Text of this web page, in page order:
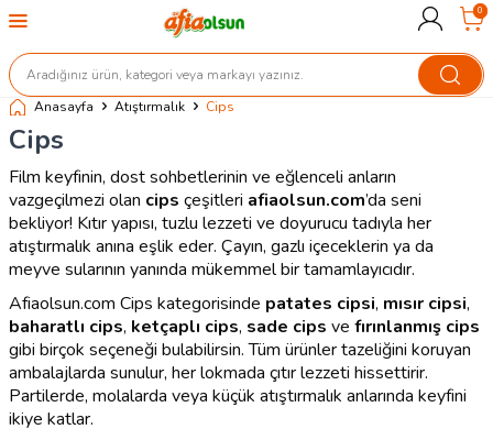
0
Anasayfa Atıştırmalık Cips
Cips
Film keyfinin, dost sohbetlerinin ve eğlenceli anların
vazgeçilmezi olan cips çeşitleri afiaolsun.com’da seni
bekliyor! Kıtır yapısı, tuzlu lezzeti ve doyurucu tadıyla her
atıştırmalık anına eşlik eder. Çayın, gazlı içeceklerin ya da
meyve sularının yanında mükemmel bir tamamlayıcıdır.
Afiaolsun.com Cips kategorisinde patates cipsi, mısır cipsi,
baharatlı cips, ketçaplı cips, sade cips ve fırınlanmış cips
gibi birçok seçeneği bulabilirsin. Tüm ürünler tazeliğini koruyan
ambalajlarda sunulur, her lokmada çıtır lezzeti hissettirir.
Partilerde, molalarda veya küçük atıştırmalık anlarında keyfini
ikiye katlar.